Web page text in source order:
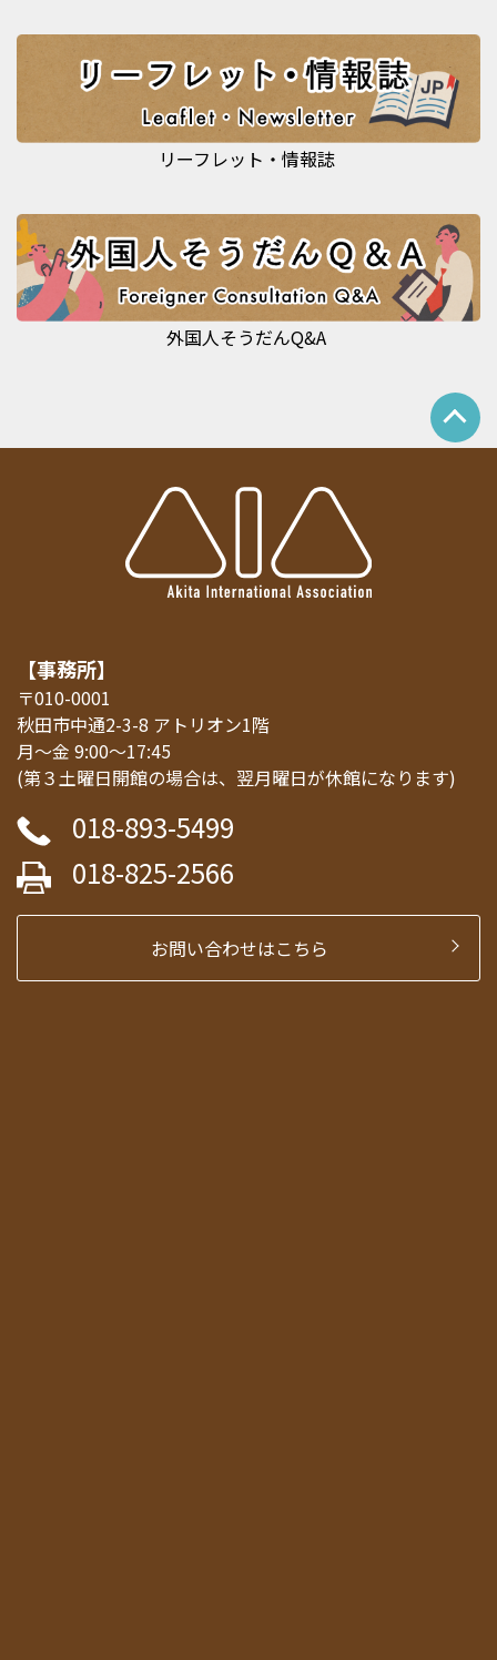
リーフレット・情報誌
外国人そうだんQ&A
【事務所】
〒010-0001
秋田市中通2-3-8 アトリオン1階
月～金 9:00～17:45
(第３土曜日開館の場合は、翌月曜日が休館になります)
018-893-5499
018-825-2566
お問い合わせはこちら